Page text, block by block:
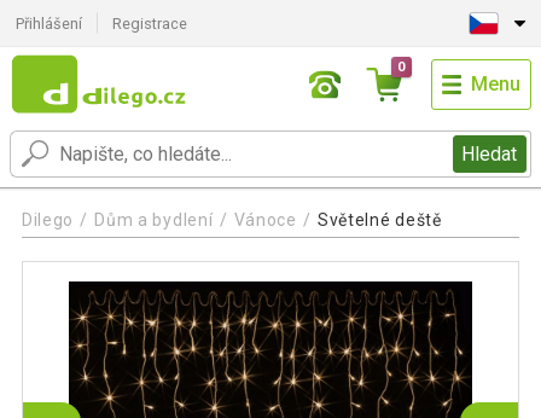
Přihlášení Registrace
Hledat
0
Menu
Dilego Dům a bydlení Vánoce Světelné deště